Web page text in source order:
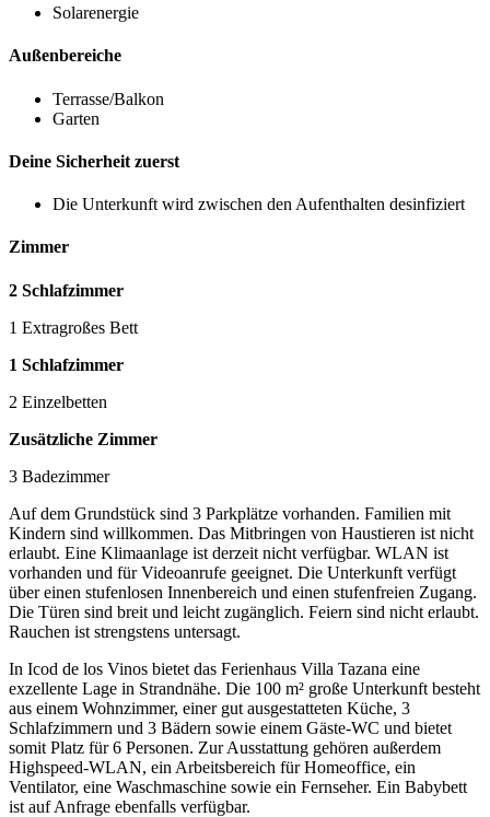
Solarenergie
Außenbereiche
Terrasse/Balkon
Garten
Deine Sicherheit zuerst
Die Unterkunft wird zwischen den Aufenthalten desinfiziert
Zimmer
2 Schlafzimmer
1 Extragroßes Bett
1 Schlafzimmer
2 Einzelbetten
Zusätzliche Zimmer
3 Badezimmer
Auf dem Grundstück sind 3 Parkplätze vorhanden. Familien mit
Kindern sind willkommen. Das Mitbringen von Haustieren ist nicht
erlaubt. Eine Klimaanlage ist derzeit nicht verfügbar. WLAN ist
vorhanden und für Videoanrufe geeignet. Die Unterkunft verfügt
über einen stufenlosen Innenbereich und einen stufenfreien Zugang.
Die Türen sind breit und leicht zugänglich. Feiern sind nicht erlaubt.
Rauchen ist strengstens untersagt.
In Icod de los Vinos bietet das Ferienhaus Villa Tazana eine
exzellente Lage in Strandnähe. Die 100 m² große Unterkunft besteht
aus einem Wohnzimmer, einer gut ausgestatteten Küche, 3
Schlafzimmern und 3 Bädern sowie einem Gäste-WC und bietet
somit Platz für 6 Personen. Zur Ausstattung gehören außerdem
Highspeed-WLAN, ein Arbeitsbereich für Homeoffice, ein
Ventilator, eine Waschmaschine sowie ein Fernseher. Ein Babybett
ist auf Anfrage ebenfalls verfügbar.